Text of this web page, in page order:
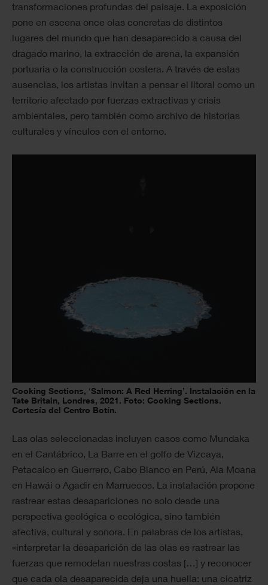
transformaciones profundas del paisaje. La exposición
pone en escena once olas concretas de distintos
lugares del mundo que han desaparecido a causa del
dragado marino, la extracción de arena, la expansión
portuaria o la construcción costera. A través de estas
ausencias, los artistas invitan a pensar el litoral como un
territorio afectado por fuerzas extractivas y crisis
ambientales, pero también como archivo de historias
culturales y vínculos con el entorno.
Cooking Sections, ‘Salmon: A Red Herring’. Instalación en la
Tate Britain, Londres, 2021. Foto: Cooking Sections.
Cortesía del Centro Botín.
Las olas seleccionadas incluyen casos como Mundaka
en el Cantábrico, La Barre en el golfo de Vizcaya,
Petacalco en Guerrero, Cabo Blanco en Perú, Ala Moana
en Hawái o Agadir en Marruecos. La instalación propone
rastrear estas desapariciones no solo desde una
perspectiva geológica o ecológica, sino también
afectiva, cultural y sonora. En palabras de los artistas,
«interpretar la desaparición de las olas es rastrear las
fuerzas que remodelan nuestras costas […] y reconocer
que cada ola desaparecida deja una huella: una cicatriz